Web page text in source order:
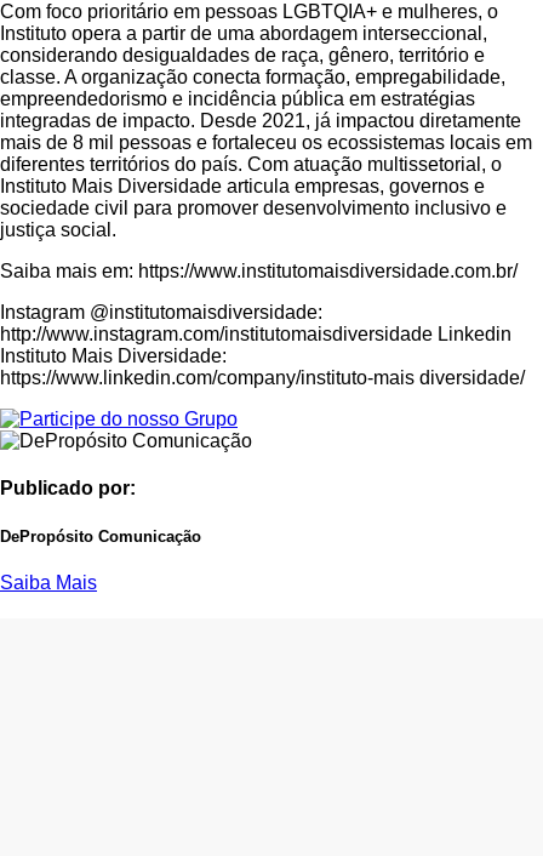
Com foco prioritário em pessoas LGBTQIA+ e mulheres, o
Instituto opera a partir de uma abordagem interseccional,
considerando desigualdades de raça, gênero, território e
classe. A organização conecta formação, empregabilidade,
empreendedorismo e incidência pública em estratégias
integradas de impacto. Desde 2021, já impactou diretamente
mais de 8 mil pessoas e fortaleceu os ecossistemas locais em
diferentes territórios do país. Com atuação multissetorial, o
Instituto Mais Diversidade articula empresas, governos e
sociedade civil para promover desenvolvimento inclusivo e
justiça social.
Saiba mais em: https://www.institutomaisdiversidade.com.br/
Instagram @institutomaisdiversidade:
http://www.instagram.com/institutomaisdiversidade Linkedin
Instituto Mais Diversidade:
https://www.linkedin.com/company/instituto-mais diversidade/
Publicado por:
DePropósito Comunicação
Saiba Mais